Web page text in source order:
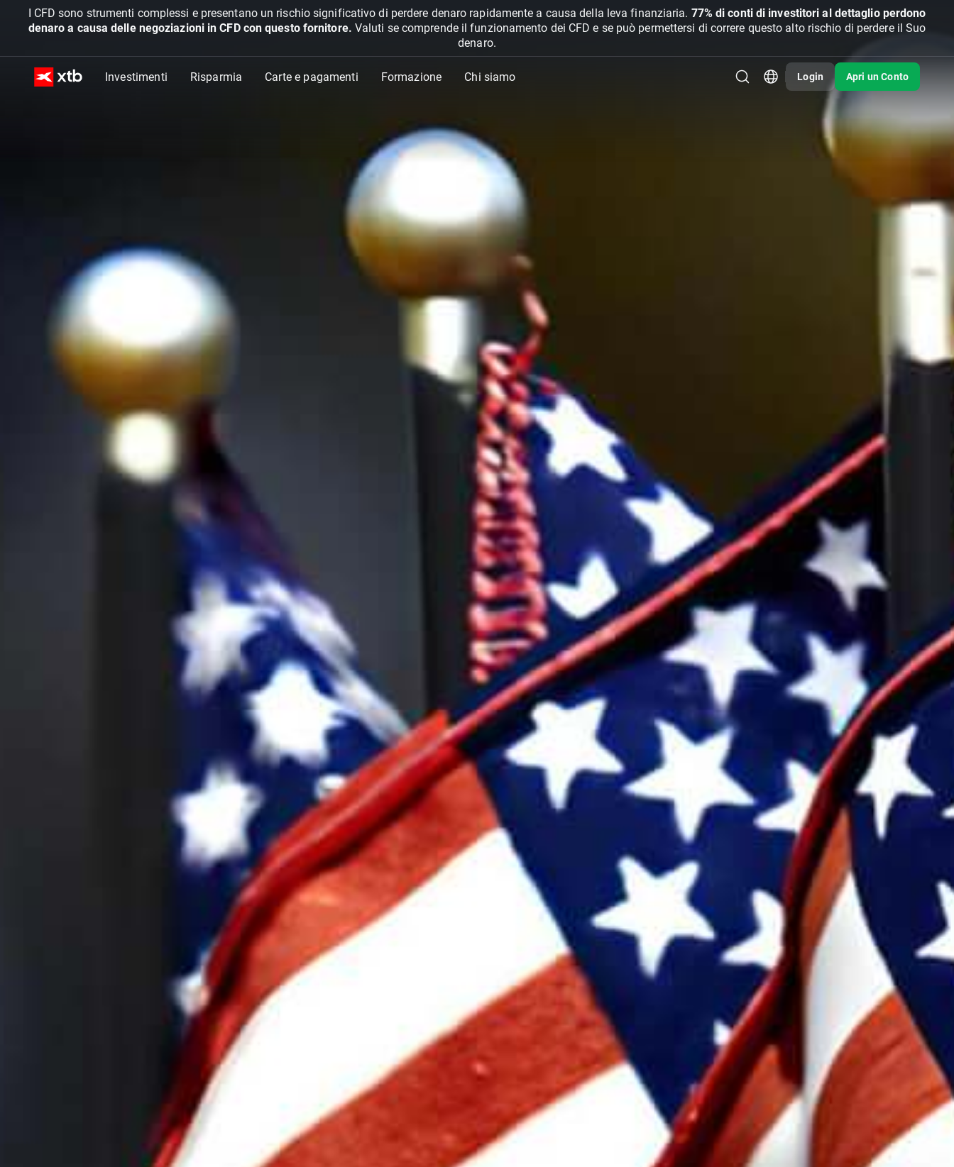
I CFD sono strumenti complessi e presentano un rischio significativo di perdere denaro rapidamente a causa della leva finanziaria. 77% di conti di investitori al dettaglio perdono
denaro a causa delle negoziazioni in CFD con questo fornitore. Valuti se comprende il funzionamento dei CFD e se può permettersi di correre questo alto rischio di perdere il Suo
denaro.
Investimenti Risparmia Carte e pagamenti Formazione Chi siamo Login Apri un Conto